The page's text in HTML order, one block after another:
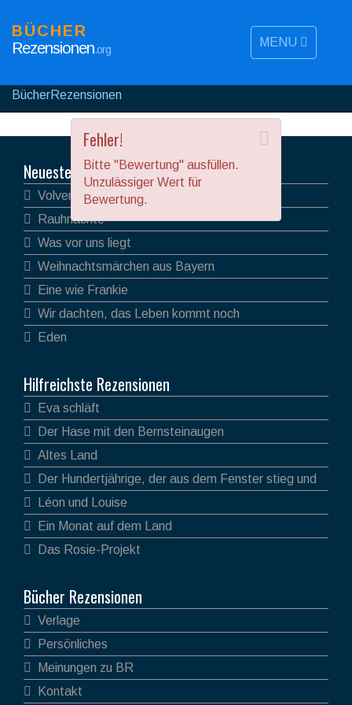
Fehler!
Bitte "Bewertung" ausfüllen.
Unzulässiger Wert für
Bewertung.
MENU
BÜCHER
Rezensionen.org
BücherRezensionen
Neueste Rezensionen
Volver
Rauhnächte
Was vor uns liegt
Weihnachtsmärchen aus Bayern
Eine wie Frankie
Wir dachten, das Leben kommt noch
Eden
Hilfreichste Rezensionen
Eva schläft
Der Hase mit den Bernsteinaugen
Altes Land
Der Hundertjährige, der aus dem Fenster stieg und
verschwand
Léon und Louise
Ein Monat auf dem Land
Das Rosie-Projekt
Bücher Rezensionen
Verlage
Persönliches
Meinungen zu BR
Kontakt